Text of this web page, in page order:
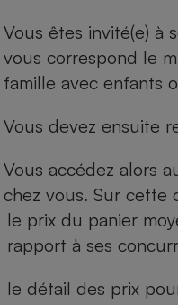
Vous êtes invité(e) à
vous correspond le
famille avec enfants
Vous devez ensuite
Vous accédez alors
chez vous. Sur cette
le prix du panier
rapport à ses
le détail des prix